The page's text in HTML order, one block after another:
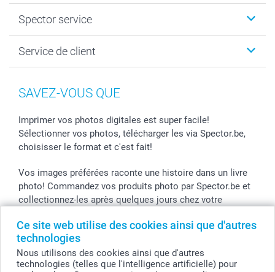
Ce site web utilise des cookies ainsi que d'autres
technologies
Nous utilisons des cookies ainsi que d'autres
technologies (telles que l'intelligence artificielle) pour
Livre photo
Développement photo & Tirage photo
Cadres photo, accessoires déco & bonbons
Stickers & Etiquettes
Plan du site
Vie privée
Spector service
smartbonus
Statut de ma commnade
Service de client
SAVEZ-VOUS QUE
Imprimer vos photos digitales est super facile!
Sélectionner vos photos, télécharger les via Spector.be,
choisisser le format et c'est fait!
Vos images préférées raconte une histoire dans un livre
photo! Commandez vos produits photo par Spector.be et
collectionnez-les après quelques jours chez votre
Vous pouvez bénificier des promos Spector par le code
de l'action! Utilisez le code dans votre panier.